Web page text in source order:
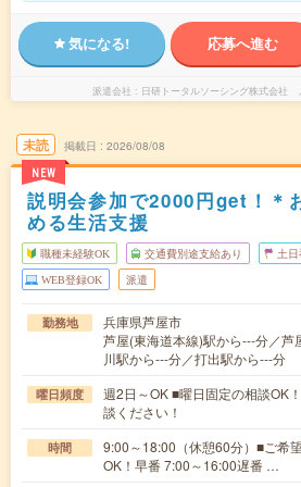
気になる! 応募へ進む
派遣会社 日研トータルソーシング株式会社
未読
NEW
掲載日 2026/08/08
説明会参加で2000円get！＊
める生活支援
職種未経験OK 交通費別途支給あり 土
WEB登録OK 派遣
勤務地
兵庫県芦屋市
芦屋(東海道本線)駅から---分／芦
川駅から---分／打出駅から---分
曜日頻度
週2日～OK ■曜日固定の相談OK
談ください！
時間
9:00～18:00（休憩60分）■ご希
OK！早番 7:00～16:00遅番 …